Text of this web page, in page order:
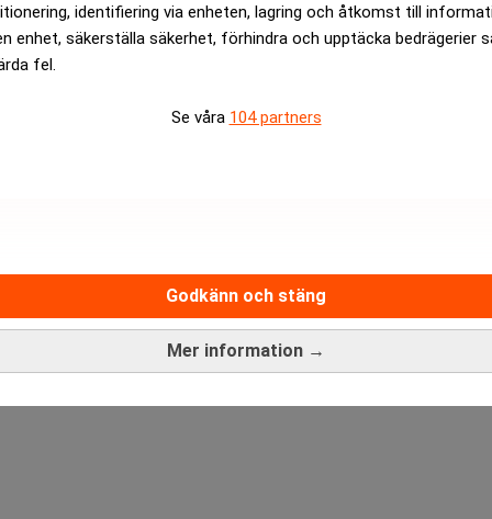
identifiering via enheten, lagring och åtkomst till
enhet, säkerställa säkerhet, förhindra och upptäcka bedrägerier
fel.
Se våra 104 partners
Mer information →
Godkänn och stäng
Medarbetare inom Intern